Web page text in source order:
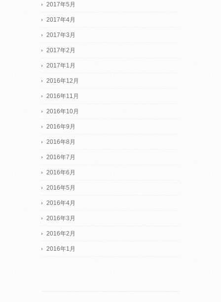
2017年5月
2017年4月
2017年3月
2017年2月
2017年1月
2016年12月
2016年11月
2016年10月
2016年9月
2016年8月
2016年7月
2016年6月
2016年5月
2016年4月
2016年3月
2016年2月
2016年1月